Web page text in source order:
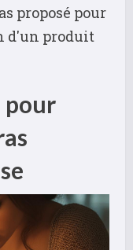
proposé pour
d'un produit
pour